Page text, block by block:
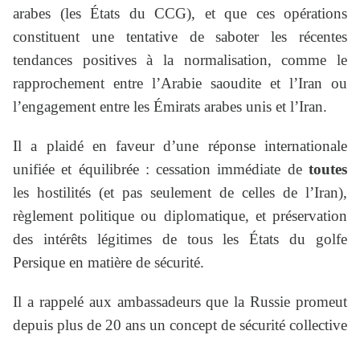
arabes (les États du CCG), et que ces opérations
constituent une tentative de saboter les récentes
tendances positives à la normalisation, comme le
rapprochement entre l’Arabie saoudite et l’Iran ou
l’engagement entre les Émirats arabes unis et l’Iran.
Il a plaidé en faveur d’une réponse internationale
unifiée et équilibrée : cessation immédiate de toutes
les hostilités (et pas seulement de celles de l’Iran),
règlement politique ou diplomatique, et préservation
des intérêts légitimes de tous les États du golfe
Persique en matière de sécurité.
Il a rappelé aux ambassadeurs que la Russie promeut
depuis plus de 20 ans un concept de sécurité collective